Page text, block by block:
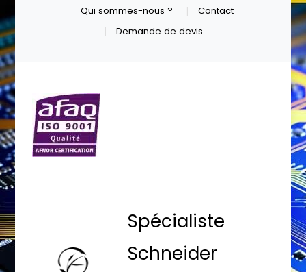
Qui sommes-nous ?
Contact
Demande de devis
Spécialiste
Schneider